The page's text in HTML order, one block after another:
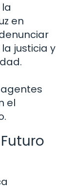
en
justicia y
el